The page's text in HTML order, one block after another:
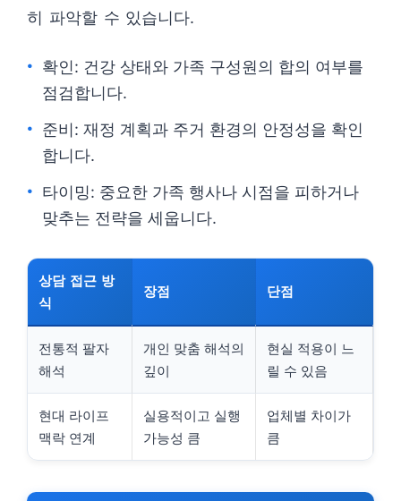
히 파악할 수 있습니다.
확인: 건강 상태와 가족 구성원의 합의 여부를
점검합니다.
준비: 재정 계획과 주거 환경의 안정성을 확인
합니다.
타이밍: 중요한 가족 행사나 시점을 피하거나
맞추는 전략을 세웁니다.
상담 접근 방
식
장점 단점
전통적 팔자
해석
개인 맞춤 해석의
깊이
현실 적용이 느
릴 수 있음
현대 라이프
맥락 연계
실용적이고 실행
가능성 큼
업체별 차이가
큼